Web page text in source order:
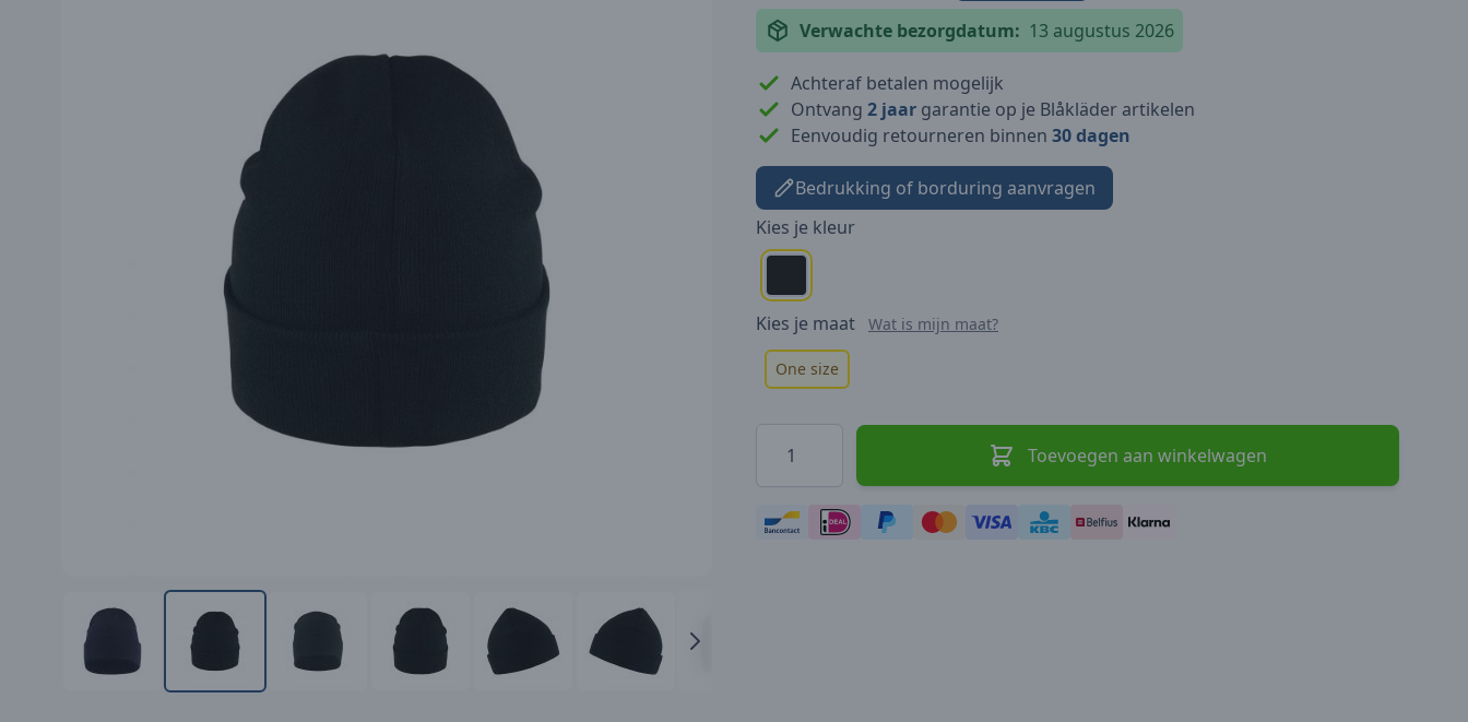
Verwachte bezorgdatum: 13 augustus 2026
Achteraf betalen mogelijk
Ontvang 2 jaar garantie op je Blåkläder artikelen
Eenvoudig retourneren binnen 30 dagen
Bedrukking of borduring aanvragen
Kies je kleur
Kies je maat Wat is mijn maat?
One size
Hoeveelheid
Toevoegen aan winkelwagen